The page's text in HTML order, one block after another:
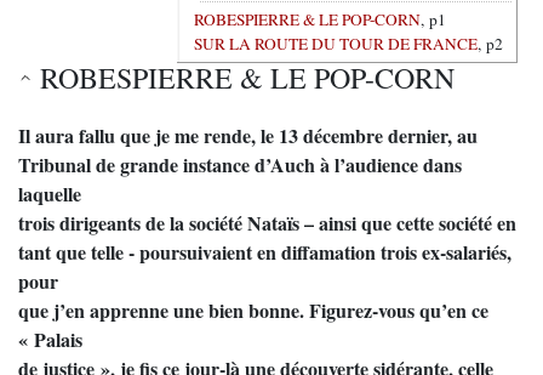
ROBESPIERRE & LE POP-CORN, p1
SUR LA ROUTE DU TOUR DE FRANCE, p2
ROBESPIERRE & LE POP-CORN
Il aura fallu que je me rende, le 13 décembre dernier, au
Tribunal de grande instance d’Auch à l’audience dans
laquelle
trois dirigeants de la société Nataïs – ainsi que cette société en
tant que telle - poursuivaient en diffamation trois ex-salariés,
pour
que j’en apprenne une bien bonne. Figurez-vous qu’en ce
« Palais
de justice », je fis ce jour-là une découverte sidérante, celle